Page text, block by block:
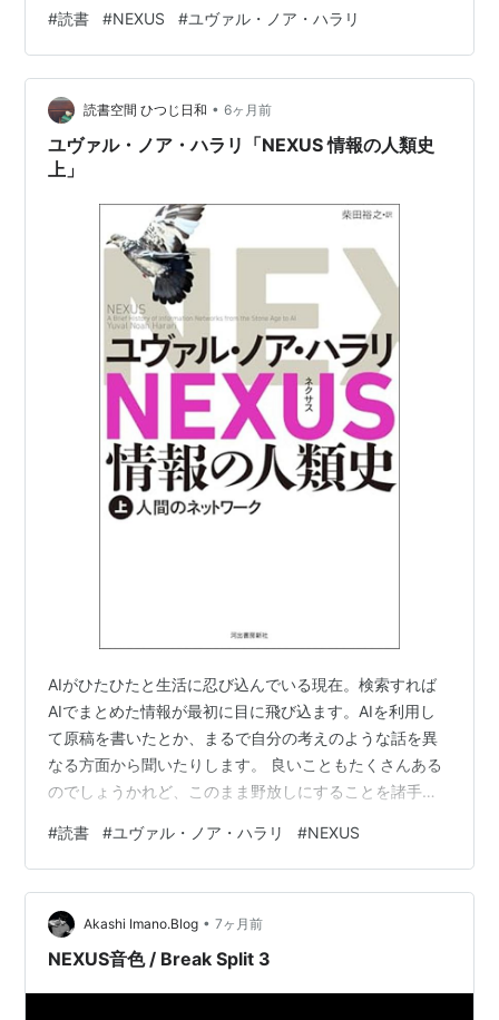
どんな理論で動いているのか。そしてこの本によれば、
何で学習したかにも相当左右されるとのこと。 AIを信頼
して何かの決定を任せてしまった場合、後悔してしまう
ことが起きてしまうことだってあり得ます。 便利だから
こそ、気を付けて使用しなければなりません。 貨幣より
も情報に課税される時代はすぐ…
#読書 #NEXUS #ユヴァル・ノア・ハラリ
読書空間 ひつじ日和 • 6ヶ月前
ユヴァル・ノア・ハラリ「NEXUS 情報の人類史
上」
AIがひたひたと生活に忍び込んでいる現在。検索すれば
AIでまとめた情報が最初に目に飛び込ます。AIを利用し
て原稿を書いたとか、まるで自分の考えのような話を異
なる方面から聞いたりします。 良いこともたくさんある
のでしょうかれど、このまま野放しにすることを諸手を
がひっかかるような。 その何かを人類の歴史から読み解
く本。 前半は情報を人類がどう扱ってきたかの歴史で
す。教会や国家あるいは全体主義と民主主義。物語から
文書、マスメディアまで。そして人間は誤ってばかりで
決して完璧ではないこと。 下巻ではいよいよAI(Alien
#読書 #ユヴァル・ノア・ハラリ #NEXUS
Akashi Imano.Blog • 7ヶ月前
NEXUS音色 / Break Split 3